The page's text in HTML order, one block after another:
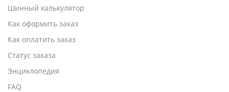
Шинный калькулятор
Как оформить заказ
Как оплатить заказ
Статус заказа
Энциклопедия
FAQ